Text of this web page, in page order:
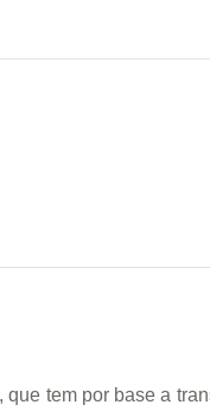
tem por base a